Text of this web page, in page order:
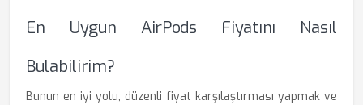
En Uygun AirPods Fiyatını Nasıl
Bulabilirim?
Bunun en iyi yolu, düzenli fiyat karşılaştırması yapmak ve